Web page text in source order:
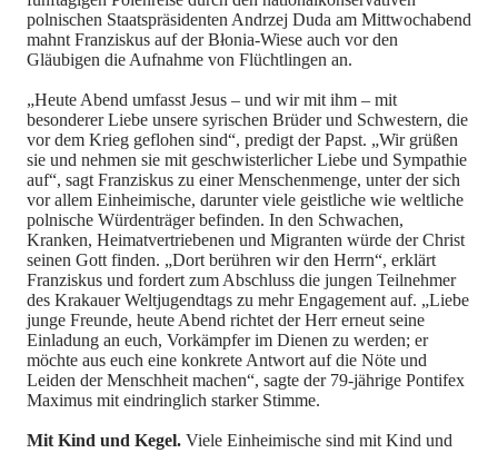
polnischen Staatspräsidenten Andrzej Duda am Mittwochabend
mahnt Franziskus auf der Błonia-Wiese auch vor den
Gläubigen die Aufnahme von Flüchtlingen an.
„Heute Abend umfasst Jesus – und wir mit ihm – mit
besonderer Liebe unsere syrischen Brüder und Schwestern, die
vor dem Krieg geflohen sind“, predigt der Papst. „Wir grüßen
sie und nehmen sie mit geschwisterlicher Liebe und Sympathie
auf“, sagt Franziskus zu einer Menschenmenge, unter der sich
vor allem Einheimische, darunter viele geistliche wie weltliche
polnische Würdenträger befinden. In den Schwachen,
Kranken, Heimatvertriebenen und Migranten würde der Christ
seinen Gott finden. „Dort berühren wir den Herrn“, erklärt
Franziskus und fordert zum Abschluss die jungen Teilnehmer
des Krakauer Weltjugendtags zu mehr Engagement auf. „Liebe
junge Freunde, heute Abend richtet der Herr erneut seine
Einladung an euch, Vorkämpfer im Dienen zu werden; er
möchte aus euch eine konkrete Antwort auf die Nöte und
Leiden der Menschheit machen“, sagte der 79-jährige Pontifex
Maximus mit eindringlich starker Stimme.
Mit Kind und Kegel. Viele Einheimische sind mit Kind und